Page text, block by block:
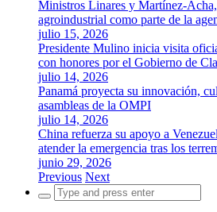
Ministros Linares y Martínez-
agroindustrial como parte de la
julio 15, 2026
Presidente Mulino inicia visita
con honores por el Gobierno de
julio 14, 2026
Panamá proyecta su innovación,
asambleas de la OMPI
julio 14, 2026
China refuerza su apoyo a
atender la emergencia tras los
junio 29, 2026
Previous Next
Search
for: